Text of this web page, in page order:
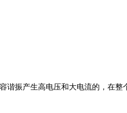
谐振产生高电压和大电流的，在整